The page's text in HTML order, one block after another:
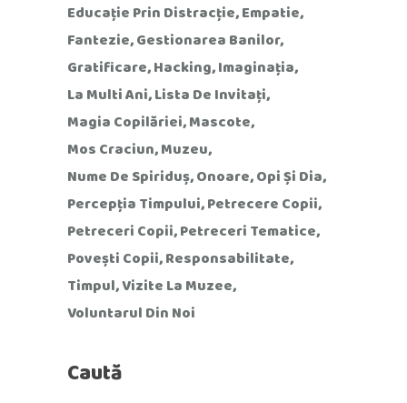
Educație Prin Distracție Empatie
Fantezie Gestionarea Banilor
Gratificare Hacking Imaginația
La Multi Ani Lista De Invitați
Magia Copilăriei Mascote
Mos Craciun Muzeu
Nume De Spiriduș Onoare Opi Și Dia
Percepția Timpului Petrecere Copii
Petreceri Copii Petreceri Tematice
Povești Copii Responsabilitate
Timpul Vizite La Muzee
Voluntarul Din Noi
Caută